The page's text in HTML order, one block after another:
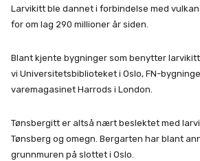
Larvikitt ble dannet i forbindelse med
for om lag 290 millioner år siden.
Blant kjente bygninger som benytter
vi Universitetsbiblioteket i Oslo, FN-
varemagasinet Harrods i London.
Tønsbergitt er altså nært beslektet med
Tønsberg og omegn. Bergarten har blant
grunnmuren på slottet i Oslo.